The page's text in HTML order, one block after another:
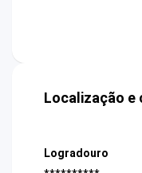
Localização e
Logradouro